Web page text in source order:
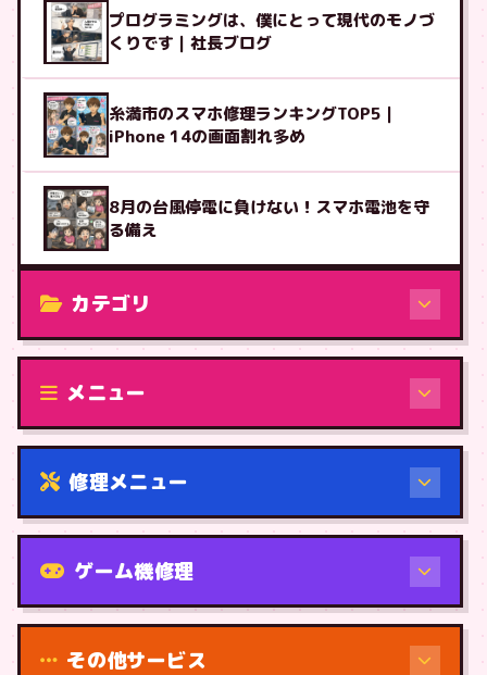
プログラミングは、僕にとって現代のモノづ
くりです｜社長ブログ
糸満市のスマホ修理ランキングTOP5｜
iPhone 14の画面割れ多め
8月の台風停電に負けない！スマホ電池を守
る備え
カテゴリ
修理（機種から）
メニュー
修理メニュー
機種から
ゲーム機修理
その他サービス